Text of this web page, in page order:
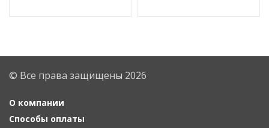
© Все права защищены 2026
О компании
Способы оплаты